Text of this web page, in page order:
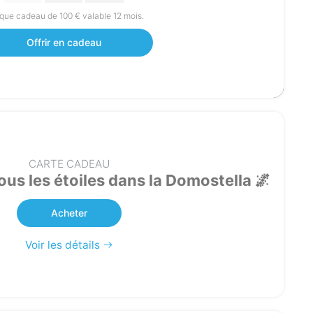
cadeau de 100 € valable 12 mois.
Offrir en cadeau
CARTE CADEAU
les étoiles dans la Domostella 🌌
Acheter
Voir les détails